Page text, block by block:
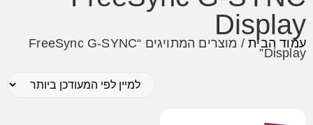
Display
עמוד הבית / מוצרים המתויגים “FreeSync G-SYNC
Display”